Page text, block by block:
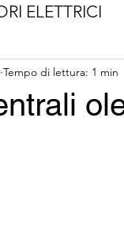
ELETTRICI
POTEN
Tempo di lettura: 1 min